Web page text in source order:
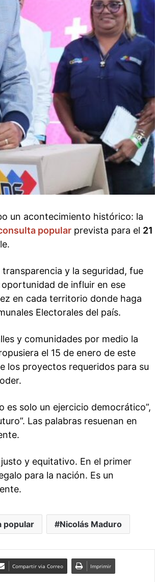
un acontecimiento histórico: la
popular prevista para el 21
y la seguridad, fue
de influir en ese
en cada territorio donde haga
Electorales del país.
y comunidades por medio la
el 15 de enero de este
los proyectos requeridos para su
es solo un ejercicio democrático”,
Las palabras resuenan en
y equitativo. En el primer
para la nación. Es un
popular Nicolás Maduro
Compartir via Correo Imprimir